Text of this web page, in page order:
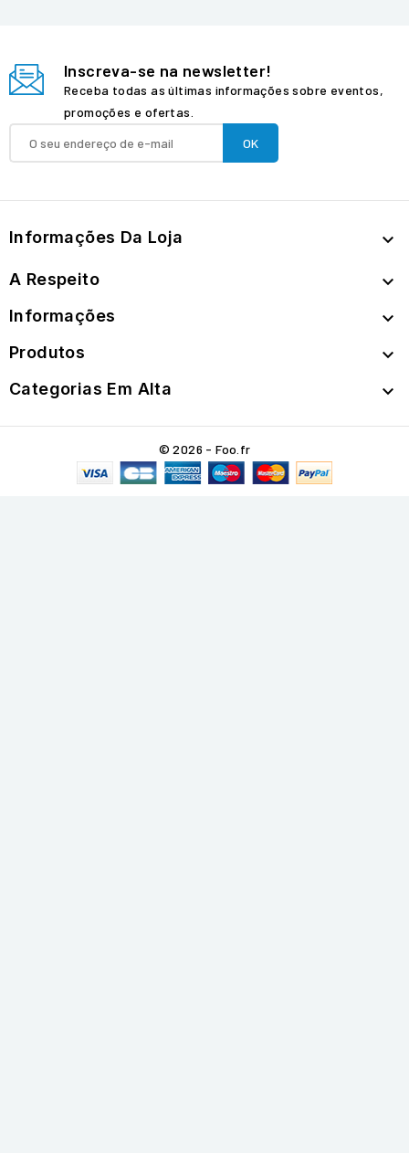
Inscreva-se na newsletter!
Receba todas as últimas informações sobre eventos,
promoções e ofertas.
Informações Da Loja 
A Respeito 
Informações 
Produtos 
Categorias Em Alta 
© 2026 - Foo.fr